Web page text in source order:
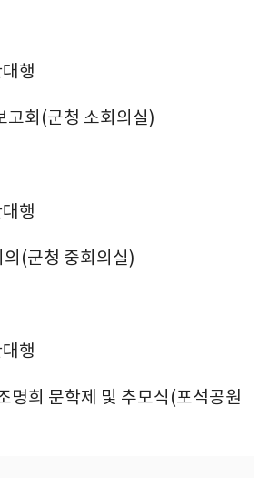
행
고회(군청 소회의실)
행
(군청 중회의실)
행
명희 문학제 및 추모식(포석공원